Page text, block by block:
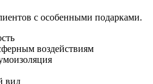
с особенными подарками.
воздействиям
вид